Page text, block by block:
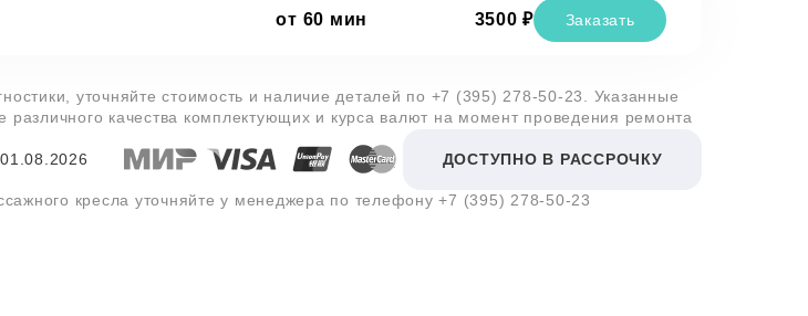
от 60 мин 3500 ₽ Заказать
уточняйте стоимость и наличие деталей по +7 (395) 278-50-23
. Указанные
качества комплектующих и курса валют на момент проведения ремонта
ДОСТУПНО В РАССРОЧКУ
кресла уточняйте у менеджера по телефону+7 (395) 278-50-23